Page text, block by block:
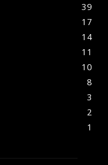
39
17
14
11
10
8
3
2
1